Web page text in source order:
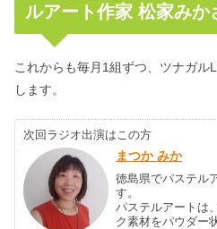
ルアート作家 松家みか
これからも毎月1組ずつ、ツナガ
します。
次回ラジオ出演はこの方
まつか みか
徳島県でパステル
す。
パステルアートは
ク素材をパウダー